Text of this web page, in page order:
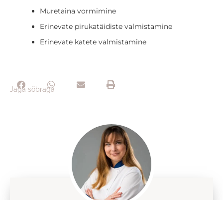
Muretaina vormimine
Erinevate pirukatäidiste valmistamine
Erinevate katete valmistamine
Jaga sõbraga